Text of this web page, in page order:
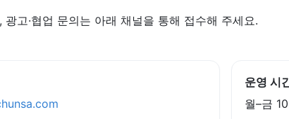
광고·협업 문의는 아래 채널을 통해 접수해 주세요.
운영 시
월–금